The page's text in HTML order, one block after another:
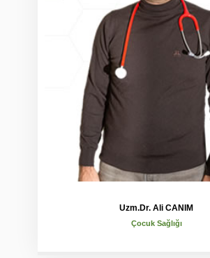
Uzm.Dr. Ali CANIM
Çocuk Sağlığı